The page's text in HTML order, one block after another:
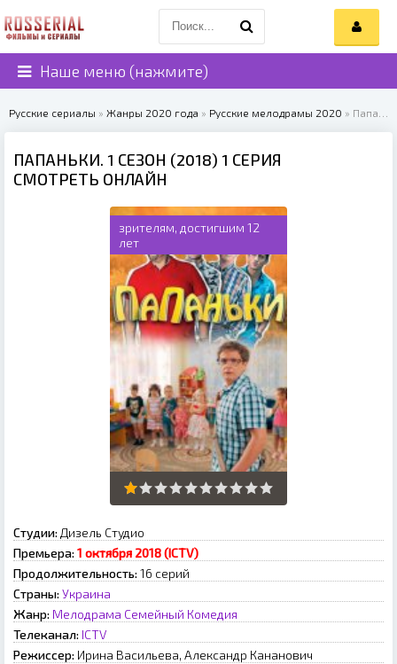
Наше меню (нажмите)
Русские сериалы » Жанры 2020 года » Русские мелодрамы 2020 » Папаньки. 1 сезон (2018)
ПАПАНЬКИ. 1 СЕЗОН (2018) 1 СЕРИЯ
СМОТРЕТЬ ОНЛАЙН
зрителям, достигшим 12
лет
Студии: Дизель Студио
Премьера: 1 октября 2018 (ICTV)
Продолжительность: 16 серий
Страны: Украина
Жанр: Мелодрама Семейный Комедия
Телеканал: ICTV
Режиссер: Ирина Васильева, Александр Кананович